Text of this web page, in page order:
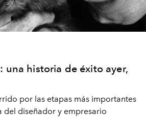
una historia de éxito ayer,
por las etapas más importantes
del diseñador y empresario